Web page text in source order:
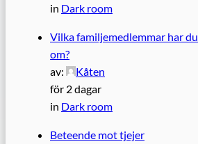
in Dark room
Vilka familjemedlemmar har
om?
av:
Kåten
för 2 dagar
in Dark room
Beteende mot tjejer